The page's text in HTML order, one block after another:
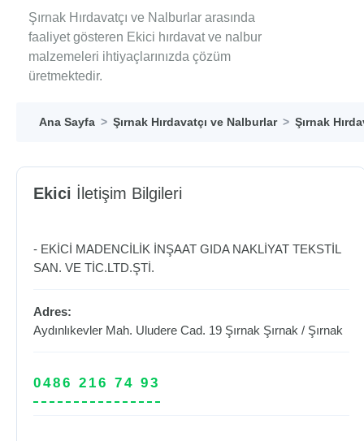
Şırnak Hırdavatçı ve Nalburlar arasında
faaliyet gösteren Ekici hırdavat ve nalbur
malzemeleri ihtiyaçlarınızda çözüm
üretmektedir.
Ana Sayfa Şırnak Hırdavatçı ve Nalburlar Şırnak
Ekici İletişim Bilgileri
- EKİCİ MADENCİLİK İNŞAAT GIDA NAKLİYAT TEKSTİL
SAN. VE TİC.LTD.ŞTİ.
Adres:
Aydınlıkevler Mah. Uludere Cad. 19 Şırnak Şırnak / Şırnak
0486 216 74 93